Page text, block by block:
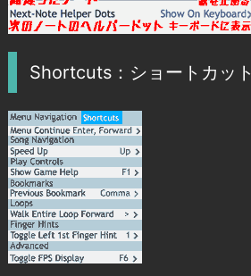
Shortcuts：ショートカット